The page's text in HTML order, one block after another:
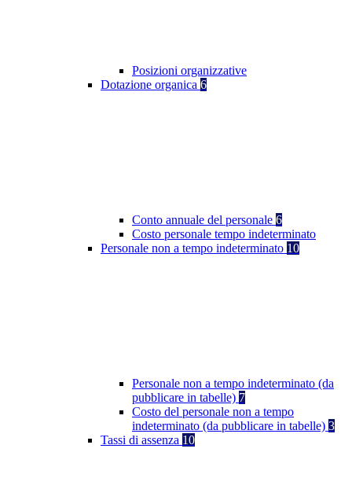
Posizioni organizzative
Dotazione organica 6
Conto annuale del personale 6
Costo personale tempo indeterminato
Personale non a tempo indeterminato 10
Personale non a tempo indeterminato (da
pubblicare in tabelle) 7
Costo del personale non a tempo
indeterminato (da pubblicare in tabelle) 3
Tassi di assenza 10